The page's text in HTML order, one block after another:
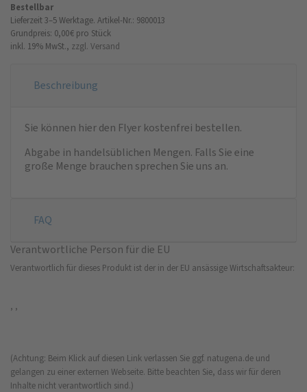
Bestellbar
Lieferzeit 3–5 Werktage. Artikel-Nr.: 9800013
Grundpreis: 0,00 € pro Stück
inkl. 19% MwSt., zzgl. Versand
Beschreibung
Sie können hier den Flyer kostenfrei bestellen.
Abgabe in handelsüblichen Mengen. Falls Sie eine
große Menge brauchen sprechen Sie uns an.
FAQ
Verantwortliche Person für die EU
Verantwortlich für dieses Produkt ist der in der EU ansässige Wirtschaftsakteur:
, ,
(Achtung: Beim Klick auf diesen Link verlassen Sie ggf. natugena.de und
gelangen zu einer externen Webseite. Bitte beachten Sie, dass wir für deren
Inhalte nicht verantwortlich sind.)